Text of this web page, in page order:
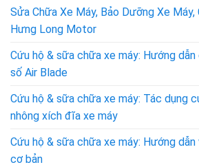
Sửa Chữa Xe Máy, Bảo Dưỡng Xe
Hưng Long Motor
Cứu hộ & sữa chữa xe máy: Hướng
số Air Blade
Cứu hộ & sữa chữa xe máy: Tác dụng
nhông xích đĩa xe máy
Cứu hộ & sữa chữa xe máy: Hướng
cơ bản